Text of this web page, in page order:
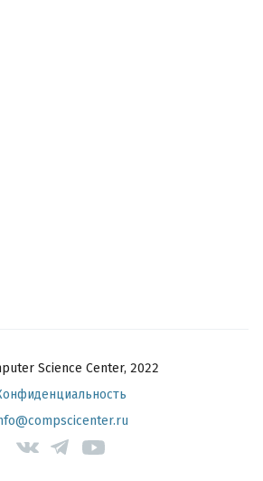
Science Center, 2022